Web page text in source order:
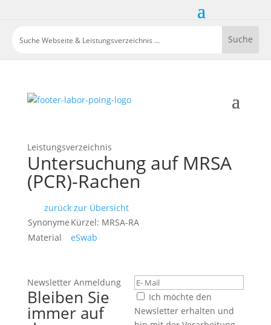
Leistungsverzeichnis
Untersuchung auf MRSA
(PCR)-Rachen
zurück zur Übersicht
Synonyme Kürzel: MRSA-RA
Material
eSwab
Newsletter Anmeldung
Bleiben Sie
immer auf
Ich möchte den
Newsletter erhalten und